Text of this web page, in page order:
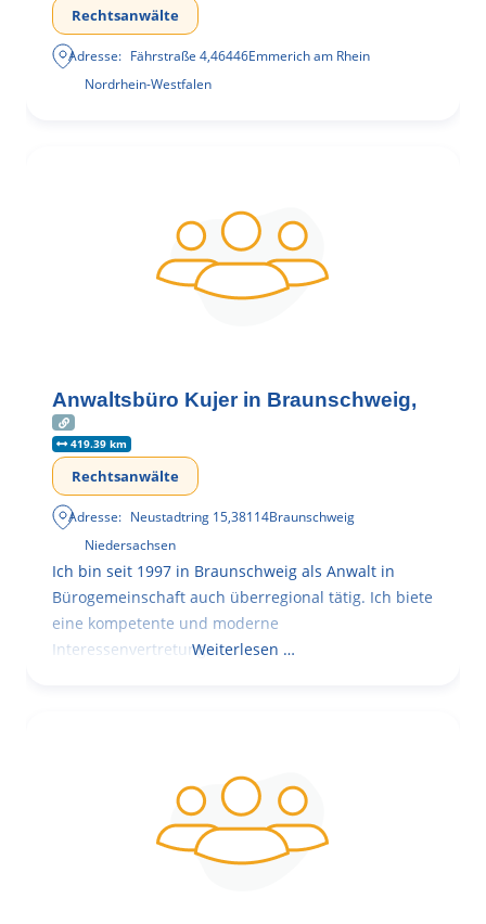
Rechtsanwälte
Adresse: Fährstraße 4,46446Emmerich am Rhein
Nordrhein-Westfalen
Anwaltsbüro Kujer in Braunschweig,
419.39 km
Rechtsanwälte
Adresse: Neustadtring 15,38114Braunschweig
Niedersachsen
Ich bin seit 1997 in Braunschweig als Anwalt in
Bürogemeinschaft auch überregional tätig. Ich biete
eine kompetente und moderne
Interessenvertretung,Weiterlesen …